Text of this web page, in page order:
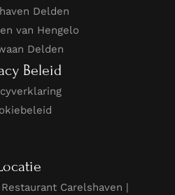
Delden
van Hengelo
Delden
Beleid
Carelshaven |